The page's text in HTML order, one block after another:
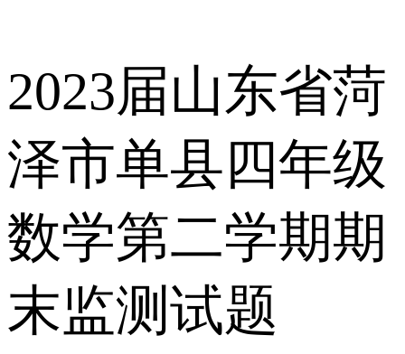
2023届山东省菏
泽市单县四年级
数学第二学期期
末监测试题